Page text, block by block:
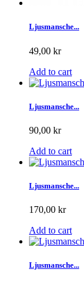
Ljusmansche...
49,00 kr
Add to cart
Ljusmansche...
90,00 kr
Add to cart
Ljusmansche...
170,00 kr
Add to cart
Ljusmansche...